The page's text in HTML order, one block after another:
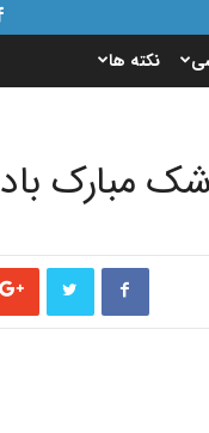
نکته ها
مبارک باد